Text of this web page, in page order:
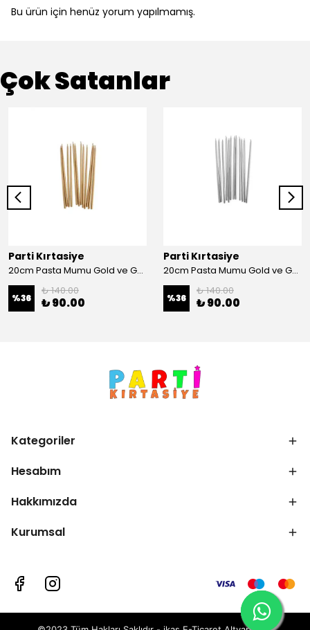
Bu ürün için henüz yorum yapılmamış.
Çok Satanlar
Parti Kırtasiye
20cm Pasta Mumu Gold ve Gümüş - Gold
%36
₺ 140.00
₺ 90.00
Parti Kırtasiye
20cm Pasta Mumu Gold ve Gümüş - Gümüş
%36
₺ 140.00
₺ 90.00
Kategoriler
Hesabım
Hakkımızda
Kurumsal